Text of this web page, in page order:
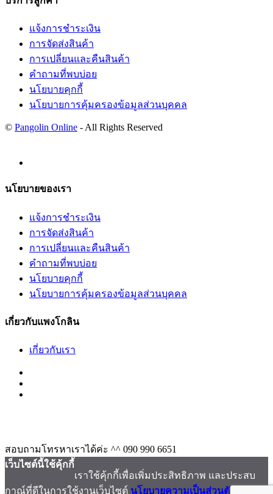
แจ้งการชำระเงิน
การจัดส่งสินค้า
การเปลี่ยนและคืนสินค้า
คำถามที่พบบ่อย
นโยบายคุกกี้
นโยบายการคุ้มครองข้อมูลส่วนบุคคล
© Pangolin Online - All Rights Reserved
นโยบายของเรา
แจ้งการชำระเงิน
การจัดส่งสินค้า
การเปลี่ยนและคืนสินค้า
คำถามที่พบบ่อย
นโยบายคุกกี้
นโยบายการคุ้มครองข้อมูลส่วนบุคคล
เกี่ยวกับแพงโกลิน
เกี่ยวกับเรา
สอบถามโทรหาเราได้ค่ะ ^^ 090 990 6651
เว็บไซต์นี้ใช้คุ้กกี้
เราใช้คุ้กกี้เพื่อเพิ่มประสิทธิภาพ และประสบ
กาณ์ที่ดีในการใช้งานเว็บไซต์ นโยบายความเป็นส่วนตัวและ